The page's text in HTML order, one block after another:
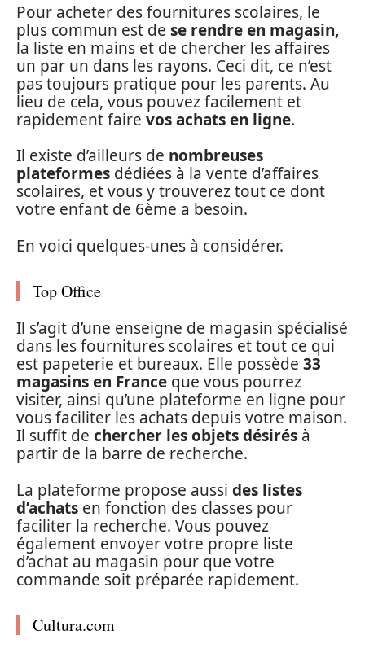
Pour acheter des fournitures scolaires, le
plus commun est de se rendre en magasin,
la liste en mains et de chercher les affaires
un par un dans les rayons. Ceci dit, ce n’est
pas toujours pratique pour les parents. Au
lieu de cela, vous pouvez facilement et
rapidement faire vos achats en ligne.
Il existe d’ailleurs de nombreuses
plateformes dédiées à la vente d’affaires
scolaires, et vous y trouverez tout ce dont
votre enfant de 6ème a besoin.
En voici quelques-unes à considérer.
Top Office
Il s’agit d’une enseigne de magasin spécialisé
dans les fournitures scolaires et tout ce qui
est papeterie et bureaux. Elle possède 33
magasinsen France que vous pourrez
visiter, ainsi qu’une plateforme en ligne pour
vous faciliter les achats depuis votre maison.
Il suffit de chercher les objets désirés à
partir de la barre de recherche.
La plateforme propose aussi des listes
d’achats en fonction des classes pour
faciliter la recherche. Vous pouvez
également envoyer votre propre liste
d’achat au magasin pour que votre
commande soit préparée rapidement.
Cultura.com